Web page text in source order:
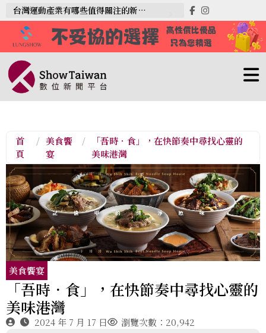
台灣運動產業有哪些值得關注的新趨勢？
首
頁
/ 美食饗
宴
/
「吾時．食」，在快節奏中尋找心靈的
美味港灣
美食饗宴
「吾時．食」，在快節奏中尋找心靈的
美味港灣
2024 年 7 月 17 日 瀏覽次數：20,942